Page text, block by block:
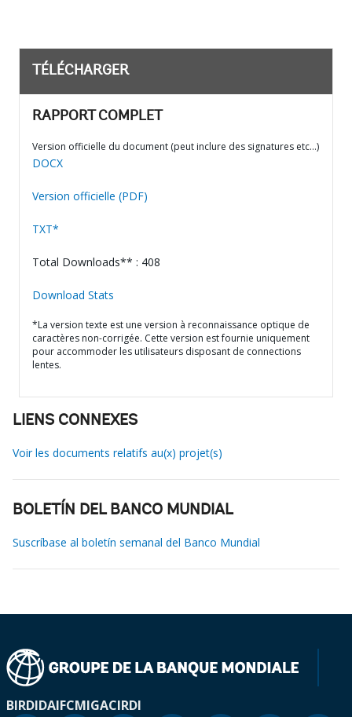
TÉLÉCHARGER
RAPPORT COMPLET
Version officielle du document (peut inclure des signatures etc…)
DOCX
Version officielle (PDF)
TXT*
Total Downloads** : 408
Download Stats
*La version texte est une version à reconnaissance optique de
caractères non-corrigée. Cette version est fournie uniquement
pour accommoder les utilisateurs disposant de connections
lentes.
LIENS CONNEXES
Voir les documents relatifs au(x) projet(s)
BOLETÍN DEL BANCO MUNDIAL
Suscríbase al boletín semanal del Banco Mundial
BIRDIDAIFCMIGACIRDI